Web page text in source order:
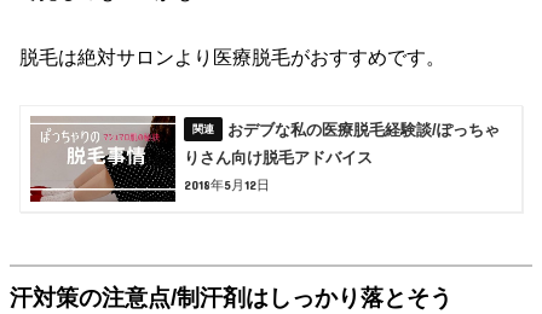
脱毛は絶対サロンより医療脱毛がおすすめです。
おデブな私の医療脱毛経験談/ぽっちゃ
りさん向け脱毛アドバイス
2018年5月12日
汗対策の注意点/制汗剤はしっかり落とそう